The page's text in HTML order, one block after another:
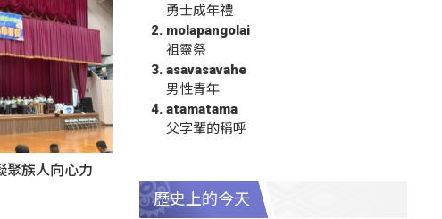
聚族人向心力
勇士成年禮
molapangolai
祖靈祭
asavasavahe
男性青年
atamatama
父字輩的稱呼
歷史上的今天